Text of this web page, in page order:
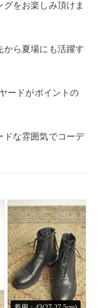
をお楽しみ頂けま
から夏場にも活躍す
ードがポイントの
ドな雰囲気でコーデ